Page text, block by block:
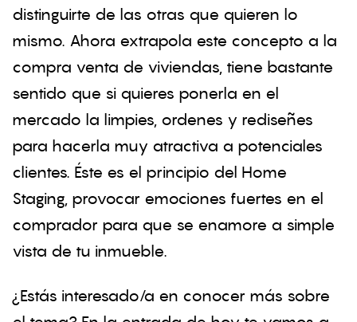
distinguirte de las otras que quieren lo
mismo. Ahora extrapola este concepto a la
compra venta de viviendas, tiene bastante
sentido que si quieres ponerla en el
mercado la limpies, ordenes y rediseñes
para hacerla muy atractiva a potenciales
clientes. Éste es el principio del Home
Staging, provocar emociones fuertes en el
comprador para que se enamore a simple
vista de tu inmueble.
¿Estás interesado/a en conocer más sobre